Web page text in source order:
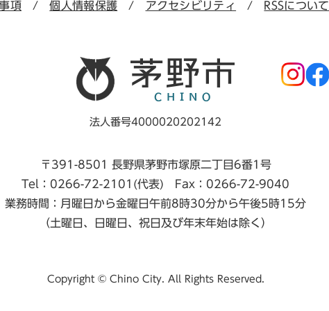
項 個人情報保護 アクセシビリティ RSSについて
法人番号4000020202142
〒391-8501 長野県茅野市塚原二丁目6番1号
Tel：0266-72-2101(代表) Fax：0266-72-9040
業務時間：月曜日から金曜日午前8時30分から午後5時15分
（土曜日、日曜日、祝日及び年末年始は除く）
Copyright © Chino City. All Rights Reserved.